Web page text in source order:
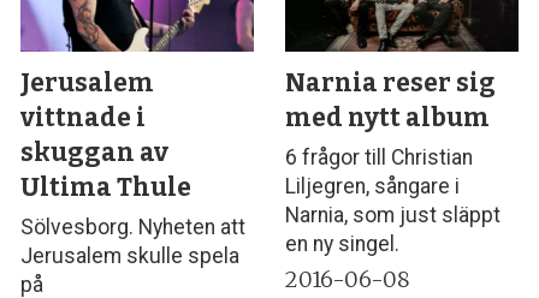
Jerusalem
vittnade i
skuggan av
Ultima Thule
Sölvesborg. Nyheten att
Jerusalem skulle spela
på
Narnia reser sig
med nytt album
6 frågor till Christian
Lilje­gren, sångare i
Narnia, som just släppt
en ny singel.
2016-06-08